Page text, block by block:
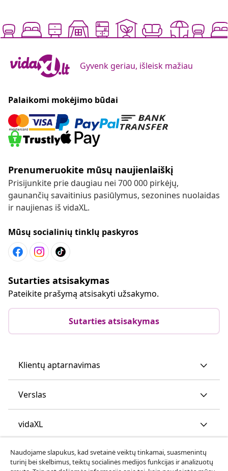
Gyvenk geriau, išleisk mažiau
Palaikomi mokėjimo būdai
Prenumeruokite mūsų naujienlaiškį
Prisijunkite prie daugiau nei 700 000 pirkėjų,
gaunančių savaitinius pasiūlymus, sezonines nuolaidas
ir naujienas iš vidaXL.
Mūsų socialinių tinklų paskyros
Sutarties atsisakymas
Pateikite prašymą atsisakyti užsakymo.
Sutarties atsisakymas
Klientų aptarnavimas
Verslas
vidaXL
Atraskite daugiau
Naudojame slapukus, kad svetainė veiktų tinkamai, suasmenintų
turinį bei skelbimus, teiktų socialinės medijos funkcijas ir analizuotų